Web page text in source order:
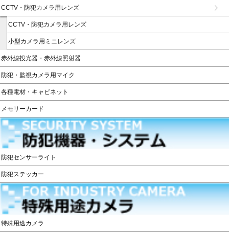
CCTV・防犯カメラ用レンズ
CCTV・防犯カメラ用レンズ
小型カメラ用ミニレンズ
赤外線投光器・赤外線照射器
防犯・監視カメラ用マイク
各種電材・キャビネット
メモリーカード
防犯センサーライト
防犯ステッカー
特殊用途カメラ